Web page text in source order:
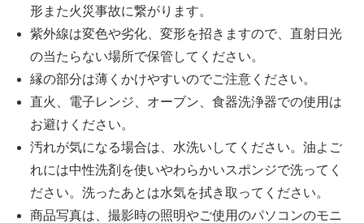
形また火災事故に繋がります。
紫外線は変色や劣化、変形を招きますので、直射日光
の当たらない場所で保管してください。
縁の部分は薄くかけやすいのでご注意ください。
直火、電子レンジ、オーブン、食器洗浄器での使用は
お避けください。
汚れが気になる場合は、水洗いしてください。油よご
れには中性洗剤を使いやわらかいスポンジで洗ってく
ださい。洗ったあとは水気を拭き取ってください。
商品写真は、撮影時の照明やご使用のパソコンのモニ